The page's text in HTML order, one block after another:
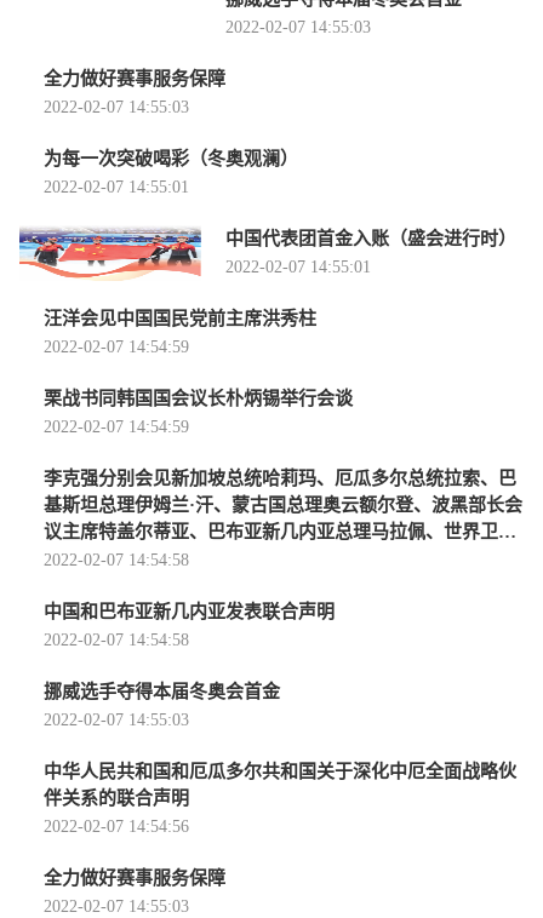
2022-02-07 14:55:03
全力做好赛事服务保障
2022-02-07 14:55:03
为每一次突破喝彩（冬奥观澜）
2022-02-07 14:55:01
中国代表团首金入账（盛会进行时）
2022-02-07 14:55:01
汪洋会见中国国民党前主席洪秀柱
2022-02-07 14:54:59
栗战书同韩国国会议长朴炳锡举行会谈
2022-02-07 14:54:59
李克强分别会见新加坡总统哈莉玛、厄瓜多尔总统拉索、巴
基斯坦总理伊姆兰·汗、蒙古国总理奥云额尔登、波黑部长会
议主席特盖尔蒂亚、巴布亚新几内亚总理马拉佩、世界卫生
组织总干事谭德塞、世界知识产权组织总干事邓
2022-02-07 14:54:58
中国和巴布亚新几内亚发表联合声明
2022-02-07 14:54:58
挪威选手夺得本届冬奥会首金
2022-02-07 14:55:03
中华人民共和国和厄瓜多尔共和国关于深化中厄全面战略伙
伴关系的联合声明
2022-02-07 14:54:56
全力做好赛事服务保障
2022-02-07 14:55:03